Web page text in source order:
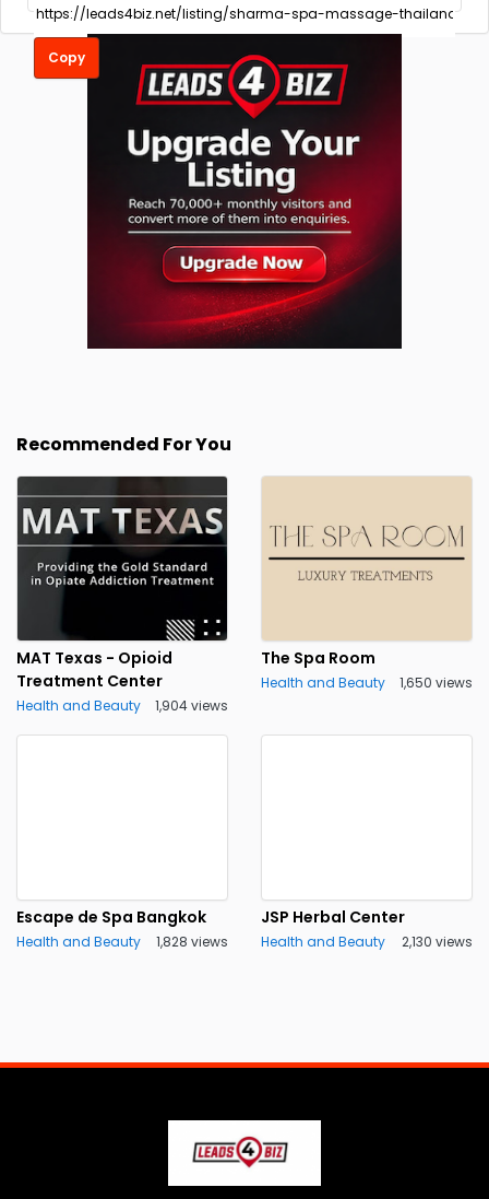
Copy
Recommended For You
MAT Texas - Opioid
Treatment Center
Health and Beauty 1,904 views
The Spa Room
Health and Beauty 1,650 views
Escape de Spa Bangkok
Health and Beauty 1,828 views
JSP Herbal Center
Health and Beauty 2,130 views